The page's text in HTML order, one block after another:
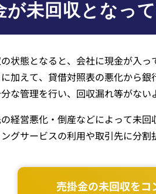
が未回収となっ
状態となると、会社に現金が入
加えて、貸借対照表の悪化から
な管理を行い、回収漏れ等がない
経営悪化・倒産などによって未
グサービスの利用や取引先に分割
売掛金の未回収をコ